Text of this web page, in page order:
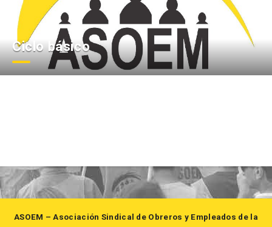
Ciclo básico
ASOEM – Asociación Sindical de Obreros y Empleados de la